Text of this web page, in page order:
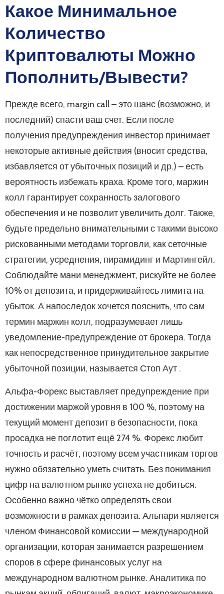
Какое Минимальное
Количество
Криптовалюты Можно
Пополнить/вывести?
Прежде всего, margin call – это шанс (возможно, и
последний) спасти ваш счет. Если после
получения предупреждения инвестор принимает
некоторые активные действия (вносит средства,
избавляется от убыточных позиций и др.) – есть
вероятность избежать краха. Кроме того, маржин
колл гарантирует сохранность залогового
обеспечения и не позволит увеличить долг. Также,
будьте предельно внимательными с такими высоко
рискованными методами торговли, как сеточные
стратегии, усреднения, пирамидинг и Мартингейл.
Соблюдайте мани менеджмент, рискуйте не более
10% от депозита, и придерживайтесь лимита на
убыток. А напоследок хочется пояснить, что сам
термин маржин колл, подразумевает лишь
уведомление-предупреждение от брокера. Тогда
как непосредственное принудительное закрытие
убыточной позиции, называется Стоп Аут .
Альфа-Форекс выставляет предупреждение при
достижении маржой уровня в 100 %, поэтому на
текущий момент депозит в безопасности, пока
просадка не поглотит ещё 274 %. Форекс любит
точность и расчёт, поэтому всем участникам торгов
нужно обязательно уметь считать. Без понимания
цифр на валютном рынке успеха не добиться.
Особенно важно чётко определять свои
возможности в рамках депозита. Альпари является
членом Финансовой комиссии — международной
организации, которая занимается разрешением
споров в сфере финансовых услуг на
международном валютном рынке. Аналитика по